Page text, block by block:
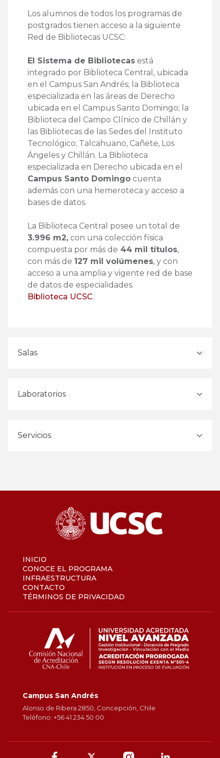
Los alumnos de todos los programas de
postgrados tienen acceso a la siguiente
Red de Bibliotecas UCSC:
El Sistema de Bibliotecas está
integrado por Biblioteca Central, ubicada
en el Campus San Andrés; la Biblioteca
especializada en las áreas de Derecho
ubicada en el Campus Santo Domingo; la
Biblioteca del Campo Clínico de Chillán y
las Bibliotecas de las Sedes del Instituto
Tecnológico; Talcahuano, Cañete, Los
Ángeles y Chillán. La Biblioteca
especializada en Derecho ubicada en el
Campus Santo Domingo cuenta
además con una hemeroteca y acceso a
bases de datos.
La Biblioteca Central posee un total de
3.996 m2, con una colección física
compuesta por más de 44 mil títulos,
con más de 127 mil volúmenes, y con
acceso a una amplia y vigente red de base
de datos de especialidades.
Biblioteca UCSC.
Salas
Laboratorios
Servicios
INICIO
CONOCE EL PROGRAMA
INFRAESTRUCTURA
CONTACTO
TÉRMINOS DE PRIVACIDAD
Campus San Andrés
Alonso de Ribera 2850, Concepción, Chile
Teléfono: +56 41 234 50 00